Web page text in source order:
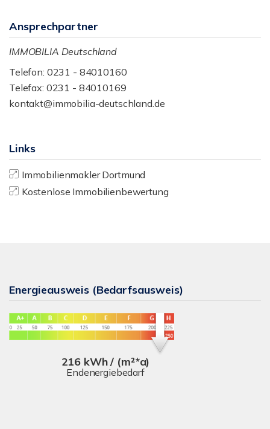
Ansprechpartner
IMMOBILIA Deutschland
Telefon: 0231 - 84010160
Telefax: 0231 - 84010169
kontakt@immobilia-deutschland.de
Links
Immobilienmakler Dortmund
Kostenlose Immobilienbewertung
Energieausweis (Bedarfsausweis)
216 kWh / (m²*a)
Endenergiebedarf